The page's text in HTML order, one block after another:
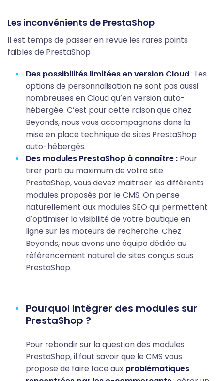
Les inconvénients de PrestaShop
Il est temps de passer en revue les rares points
faibles de PrestaShop :
Des possibilités limitées en version Cloud: Les
options de personnalisation ne sont pas aussi
nombreuses en Cloud qu’en version auto-
hébergée. C’est pour cette raison que chez
Beyonds, nous vous accompagnons dans la
mise en place technique de sites PrestaShop
auto-hébergés.
Des modules PrestaShop à connaître : Pour
tirer parti au maximum de votre site
PrestaShop, vous devez maitriser les différents
modules proposés par le CMS. On pense
naturellement aux modules SEO qui permettent
d’optimiser la visibilité de votre boutique en
ligne sur les moteurs de recherche. Chez
Beyonds, nous avons une équipe dédiée au
référencement naturel de sites conçus sous
PrestaShop.
Pourquoi intégrer des modules sur
PrestaShop ?
Pour rebondir sur la question des modules
PrestaShop, il faut savoir que le CMS vous
propose de faire face aux problématiques